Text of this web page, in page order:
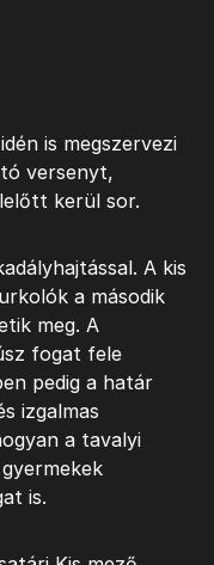
is megszervezi
versenyt,
kerül sor.
A kis
a második
meg. A
fogat fele
pedig a határ
izgalmas
a tavalyi
is.